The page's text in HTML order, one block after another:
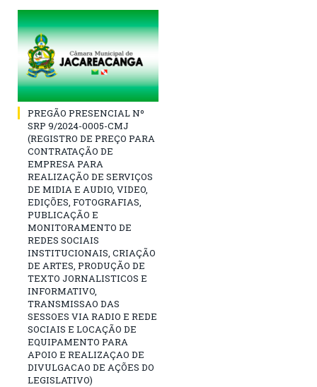
PREGÃO PRESENCIAL Nº
SRP 9/2024-0005-CMJ
(REGISTRO DE PREÇO PARA
CONTRATAÇÃO DE
EMPRESA PARA
REALIZAÇÃO DE SERVIÇOS
DE MIDIA E AUDIO, VIDEO,
EDIÇÕES, FOTOGRAFIAS,
PUBLICAÇÃO E
MONITORAMENTO DE
REDES SOCIAIS
INSTITUCIONAIS, CRIAÇÃO
DE ARTES, PRODUÇÃO DE
TEXTO JORNALISTICOS E
INFORMATIVO,
TRANSMISSAO DAS
SESSOES VIA RADIO E REDE
SOCIAIS E LOCAÇÃO DE
EQUIPAMENTO PARA
APOIO E REALIZAÇAO DE
DIVULGACAO DE AÇÕES DO
LEGISLATIVO)